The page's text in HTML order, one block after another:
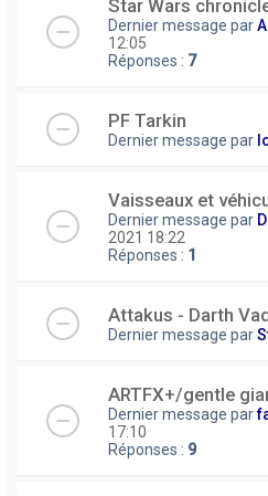
Star Wars
Dernier message par
12:05
Réponses : 7
PF Tarkin
Dernier message par
Vaisseaux et
Dernier message par
2021 18:22
Réponses : 1
Attakus - Darth
Dernier message par
ARTFX+/gentle
Dernier message par
17:10
Réponses : 9